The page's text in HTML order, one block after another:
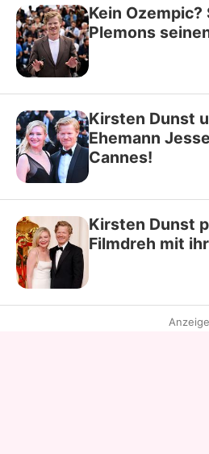
Kein
Plemons
Kirsten Dunst
Ehemann
Cannes!
Kirsten Dunst
Filmdreh mit
Anzeige